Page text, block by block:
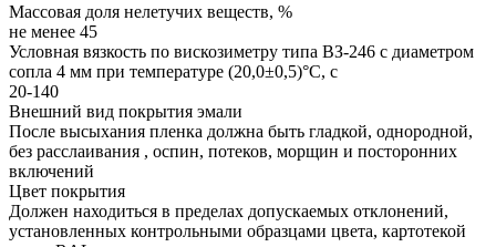
Массовая доля нелетучих веществ, %
не менее 45
Условная вязкость по вискозиметру типа ВЗ-246 с диаметром
сопла 4 мм при температуре (20,0±0,5)°С, с
20-140
Внешний вид покрытия эмали
После высыхания пленка должна быть гладкой, однородной,
без расслаивания , оспин, потеков, морщин и посторонних
включений
Цвет покрытия
Должен находиться в пределах допускаемых отклонений,
установленных контрольными образцами цвета, картотекой